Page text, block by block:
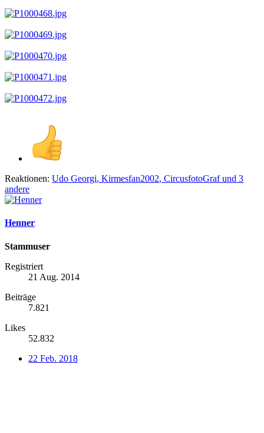
Reaktionen: Udo Georgi, Kirmesfan2002, CircusfotoGrafund 3
andere
Henner
Stammuser
Registriert
21 Aug. 2014
Beiträge
7.821
Likes
52.832
22 Feb. 2018